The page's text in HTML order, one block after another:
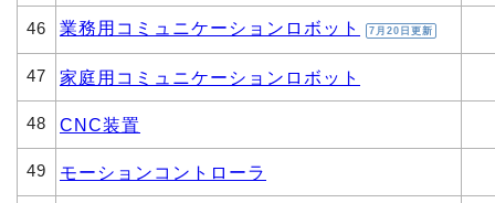
46 業務用コミュニケーションロボット 7月20日更新
47 家庭用コミュニケーションロボット
48 CNC装置
49 モーションコントローラ